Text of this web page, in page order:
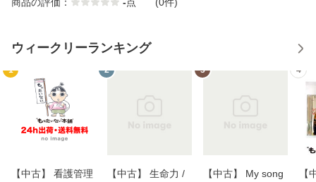
ウィークリーランキング
1
【中古】 看護管理
2
【中古】 生命力 /
3
【中古】 My song
4
【